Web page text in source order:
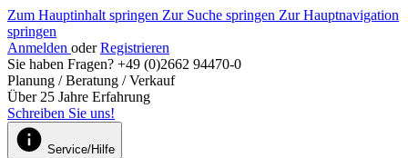
Zum Hauptinhalt springen Zur Suche springen Zur Hauptnavigation
springen
Anmelden oder Registrieren
Sie haben Fragen? +49 (0)2662 94470-0
Planung / Beratung / Verkauf
Über 25 Jahre Erfahrung
Schreiben Sie uns!
Service/Hilfe